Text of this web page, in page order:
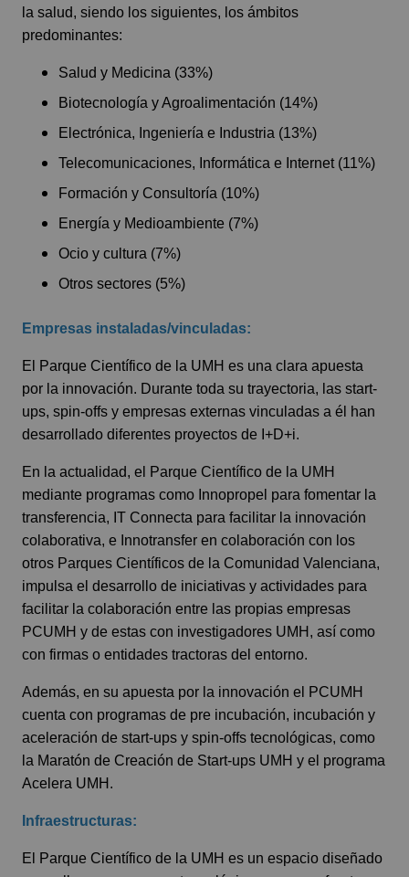
la salud, siendo los siguientes, los ámbitos
predominantes:
Salud y Medicina (33%)
Biotecnología y Agroalimentación (14%)
Electrónica, Ingeniería e Industria (13%)
Telecomunicaciones, Informática e Internet (11%)
Formación y Consultoría (10%)
Energía y Medioambiente (7%)
Ocio y cultura (7%)
Otros sectores (5%)
Empresas instaladas/vinculadas:
El Parque Científico de la UMH es una clara apuesta
por la innovación. Durante toda su trayectoria, las start-
ups, spin-offs y empresas externas vinculadas a él han
desarrollado diferentes proyectos de I+D+i.
En la actualidad, el Parque Científico de la UMH
mediante programas como Innopropel para fomentar la
transferencia, IT Connecta para facilitar la innovación
colaborativa, e Innotransfer en colaboración con los
otros Parques Científicos de la Comunidad Valenciana,
impulsa el desarrollo de iniciativas y actividades para
facilitar la colaboración entre las propias empresas
PCUMH y de estas con investigadores UMH, así como
con firmas o entidades tractoras del entorno.
Además, en su apuesta por la innovación el PCUMH
cuenta con programas de pre incubación, incubación y
aceleración de start-ups y spin-offs tecnológicas, como
la Maratón de Creación de Start-ups UMH y el programa
Acelera UMH.
Infraestructuras:
El Parque Científico de la UMH es un espacio diseñado